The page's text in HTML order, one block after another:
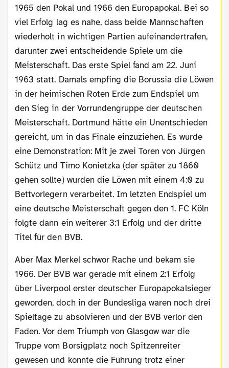
1965 den Pokal und 1966 den Europapokal. Bei so
viel Erfolg lag es nahe, dass beide Mannschaften
wiederholt in wichtigen Partien aufeinandertrafen,
darunter zwei entscheidende Spiele um die
Meisterschaft. Das erste Spiel fand am 22. Juni
1963 statt. Damals empfing die Borussia die Löwen
in der heimischen Roten Erde zum Endspiel um
den Sieg in der Vorrundengruppe der deutschen
Meisterschaft. Dortmund hätte ein Unentschieden
gereicht, um in das Finale einzuziehen. Es wurde
eine Demonstration: Mit je zwei Toren von Jürgen
Schütz und Timo Konietzka (der später zu 1860
gehen sollte) wurden die Löwen mit einem 4:0 zu
Bettvorlegern verarbeitet. Im letzten Endspiel um
eine deutsche Meisterschaft gegen den 1. FC Köln
folgte dann ein weiterer 3:1 Erfolg und der dritte
Titel für den BVB.
Aber Max Merkel schwor Rache und bekam sie
1966. Der BVB war gerade mit einem 2:1 Erfolg
über Liverpool erster deutscher Europapokalsieger
geworden, doch in der Bundesliga waren noch drei
Spieltage zu absolvieren und der BVB verlor den
Faden. Vor dem Triumph von Glasgow war die
Truppe vom Borsigplatz noch Spitzenreiter
gewesen und konnte die Führung trotz einer